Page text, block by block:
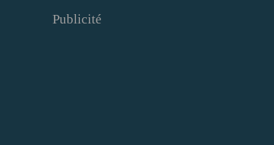
Publicité